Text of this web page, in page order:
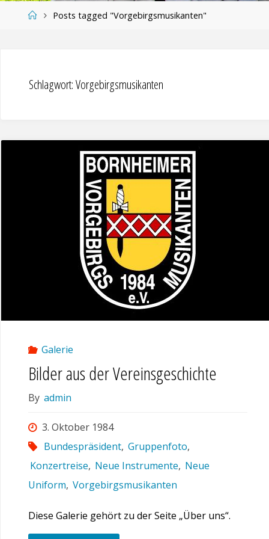
HomePosts tagged "Vorgebirgsmusikanten"
Schlagwort:Vorgebirgsmusikanten
Galerie
Bilder aus der Vereinsgeschichte
By admin
3. Oktober 1984
Bundespräsident, Gruppenfoto,
Konzertreise, Neue Instrumente, Neue
Uniform, Vorgebirgsmusikanten
Diese Galerie gehört zu der Seite „Über uns“.